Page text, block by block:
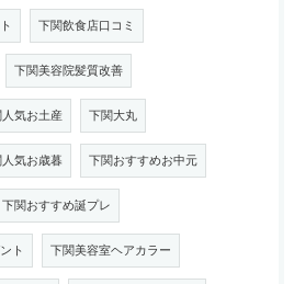
下関飲食店口コミ
下関美容院髪質改善
気お土産 下関大丸
気お歳暮 下関おすすめお中元
下関おすすめ誕プレ
ト 下関美容室ヘアカラー